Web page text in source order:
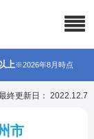
上※2026年8月時点
終更新日： 2022.12.7
市